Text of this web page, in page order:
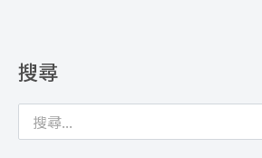
搜尋